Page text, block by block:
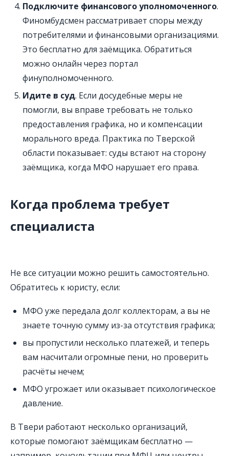
Подключите финансового уполномоченного.
Финомбудсмен рассматривает споры между
потребителями и финансовыми организациями.
Это бесплатно для заёмщика. Обратиться
можно онлайн через портал
финуполномоченного.
Идите в суд. Если досудебные меры не
помогли, вы вправе требовать не только
предоставления графика, но и компенсации
морального вреда. Практика по Тверской
области показывает: суды встают на сторону
заёмщика, когда МФО нарушает его права.
Когда проблема требует
специалиста
Не все ситуации можно решить самостоятельно.
Обратитесь к юристу, если:
МФО уже передала долг коллекторам, а вы не
знаете точную сумму из-за отсутствия графика;
вы пропустили несколько платежей, и теперь
вам насчитали огромные пени, но проверить
расчёты нечем;
МФО угрожает или оказывает психологическое
давление.
В Твери работают несколько организаций,
которые помогают заёмщикам бесплатно —